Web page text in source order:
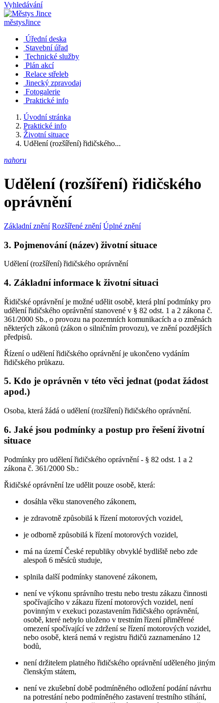
Vyhledávání
městysJince
Úřední deska
Stavební úřad
Technické služby
Plán akcí
Relace střeleb
Jinecký zpravodaj
Fotogalerie
Praktické info
Úvodní stránka
Praktické info
Životní situace
Udělení (rozšíření) řidičského...
nahoru
Udělení (rozšíření) řidičského
oprávnění
Základní znění Rozšířené znění Úplné znění
3. Pojmenování (název) životní situace
Udělení (rozšíření) řidičského oprávnění
4. Základní informace k životní situaci
Řidičské oprávnění je možné udělit osobě, která plní podmínky pro
udělení řidičského oprávnění stanovené v § 82 odst. 1 a 2 zákona č.
361/2000 Sb., o provozu na pozemních komunikacích a o změnách
některých zákonů (zákon o silničním provozu), ve znění pozdějších
předpisů.
Řízení o udělení řidičského oprávnění je ukončeno vydáním
řidičského průkazu.
5. Kdo je oprávněn v této věci jednat (podat žádost
apod.)
Osoba, která žádá o udělení (rozšíření) řidičského oprávnění.
6. Jaké jsou podmínky a postup pro řešení životní
situace
Podmínky pro udělení řidičského oprávnění - § 82 odst. 1 a 2
zákona č. 361/2000 Sb.:
Řidičské oprávnění lze udělit pouze osobě, která:
dosáhla věku stanoveného zákonem,
je zdravotně způsobilá k řízení motorových vozidel,
je odborně způsobilá k řízení motorových vozidel,
má na území České republiky obvyklé bydliště nebo zde
alespoň 6 měsíců studuje,
splnila další podmínky stanovené zákonem,
není ve výkonu správního trestu nebo trestu zákazu činnosti
spočívajícího v zákazu řízení motorových vozidel, není
povinným v exekuci pozastavením řidičského oprávnění,
osobě, které nebylo uloženo v trestním řízení přiměřené
omezení spočívající ve zdržení se řízení motorových vozidel,
nebo osobě, která nemá v registru řidičů zaznamenáno 12
bodů,
není držitelem platného řidičského oprávnění uděleného jiným
členským státem,
není ve zkušební době podmíněného odložení podání návrhu
na potrestání nebo podmíněného zastavení trestního stíhání,